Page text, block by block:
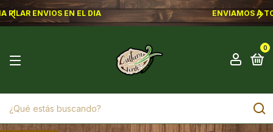
ENVIAMOS A TODO EL PAIS POR CORREO ARGENTINO
0